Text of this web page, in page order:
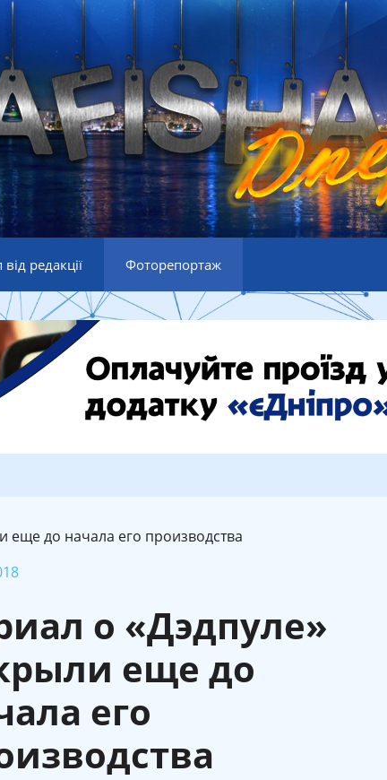
від редакції Фоторепортаж
еще до начала его производства
о «Дэдпуле»
еще до
его